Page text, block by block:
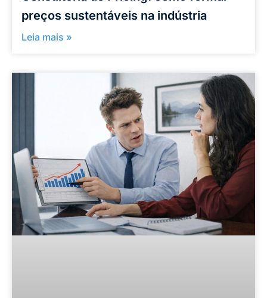
preços sustentáveis na indústria
Leia mais »